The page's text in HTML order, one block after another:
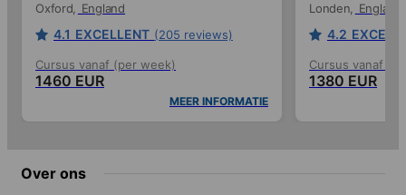
Oxford England
4.1 EXCELLENT (205 reviews)
Cursus vanaf (per week)
1460 EUR
MEER INFORMATIE
Londen England
4.2
Cursus vanaf
1380 EUR
Over ons